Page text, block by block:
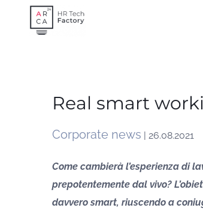
Real smart
Corporate news | 26.08.2021
Come cambierà l’esperienza di
prepotentemente dal vivo?
davvero smart, riuscendo a